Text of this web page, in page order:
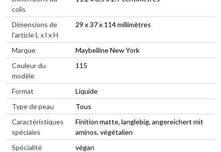
colis
Dimensions de
l'article L x l x H
‎29 x 37 x 114 millimètres
Marque
‎Maybelline New York
Couleur du
modèle
‎115
Format
‎Liquide
Type de peau
‎Tous
Caractéristiques
spéciales
‎Finition matte, langlebig, angereichert mit
aminos, végétalien
Spécialité
‎végan